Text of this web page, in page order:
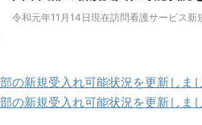
令和元年11月14日現在訪問看護サービス新
の新規受入れ可能状況を更新しま
の新規受入れ可能状況を更新しま